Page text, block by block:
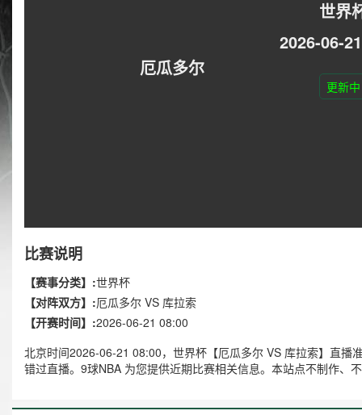
厄瓜多尔
世界
2026-06-
更新中
比赛说明
【赛事分类】:世界杯
【对阵双方】:厄瓜多尔 VS 库拉索
【开赛时间】:2026-06-21 08:00
北京时间2026-06-21 08:00，世界杯【厄瓜多尔 VS 库拉索】直播
错过直播。9球NBA 为您提供近期比赛相关信息。本站点不制作、